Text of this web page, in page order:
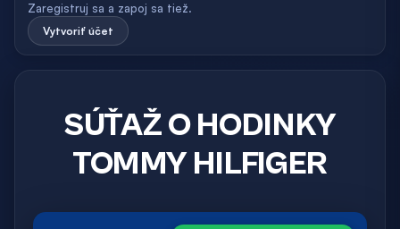
Zaregistruj sa a zapoj sa tiež.
Vytvoriť účet
SÚŤAŽ O HODINKY
TOMMY HILFIGER